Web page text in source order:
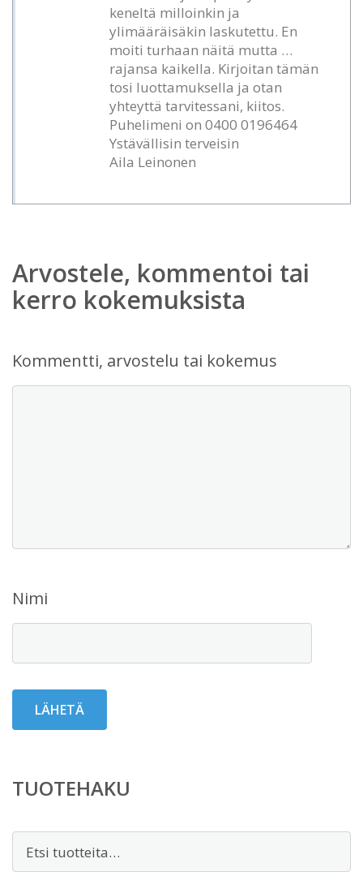
keneltä milloinkin ja
ylimääräisäkin laskutettu. En
moiti turhaan näitä mutta …
rajansa kaikella. Kirjoitan tämän
tosi luottamuksella ja otan
yhteyttä tarvitessani, kiitos.
Puhelimeni on 0400 0196464
Ystävällisin terveisin
Aila Leinonen
Arvostele, kommentoi tai
kerro kokemuksista
Kommentti, arvostelu tai kokemus
Nimi
TUOTEHAKU